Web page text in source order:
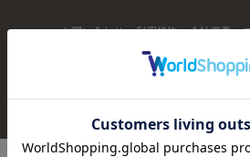
お問い合わせ 利用規約 会社概要
特定商取引・古物営業法に基づく表
© FLANDRE CO.,